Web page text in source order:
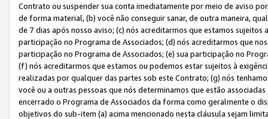
Contrato ou suspender sua conta imediatamente por meio de aviso
de forma material, (b) você não conseguir sanar, de outra maneira,
de 7 dias após nosso aviso; (c) nós acreditarmos que estamos
participação no Programa de Associados; (d) nós acreditarmos que
participação no Programa de Associados; (e) sua participação no
(f) nós acreditarmos que estamos ou podemos estar sujeitos à
realizadas por qualquer das partes sob este Contrato; (g) nós
você ou a outras pessoas que nós determinamos que estão
encerrado o Programa de Associados da forma como geralmente o
objetivos do sub-item (a) acima mencionado nesta cláusula sejam